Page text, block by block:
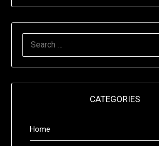
CATEGORIES
Home